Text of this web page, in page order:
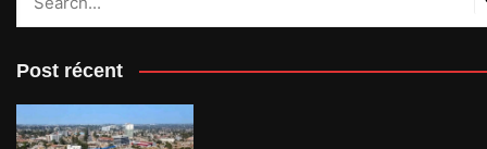
Post récent